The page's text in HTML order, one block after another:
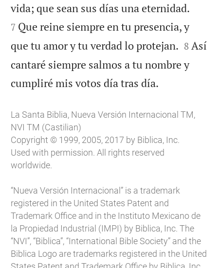
vida; que sean sus días una eternidad.
7 Que reine siempre en tu presencia, y
que tu amor y tu verdad lo protejan. 

8 Así
cantaré siempre salmos a tu nombre y
cumpliré mis votos día tras día.
La Santa Biblia, Nueva Versión Internacional TM,
NVI TM (Castilian)
Copyright © 1999, 2005, 2017 by Biblica, Inc.
Used with permission. All rights reserved
worldwide.
“Nueva Versión Internacional” is a trademark
registered in the United States Patent and
Trademark Office and in the Instituto Mexicano de
la Propiedad Industrial (IMPI) by Biblica, Inc. The
“NVI”, “Biblica”, “International Bible Society” and the
Biblica Logo are trademarks registered in the United